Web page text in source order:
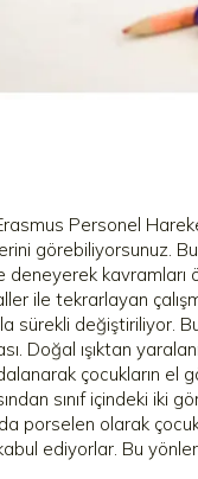
Personel
görebiliyorsunuz. Bu
kavramları
ile tekrarlayan
sürekli değiştiriliyor.
Doğal ışıktan
çocukların el
sınıf içindeki iki
porselen olarak
kabul ediyorlar. Bu